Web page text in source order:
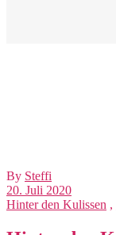
By Steffi
20. Juli 2020
Hinter den Kulissen ,